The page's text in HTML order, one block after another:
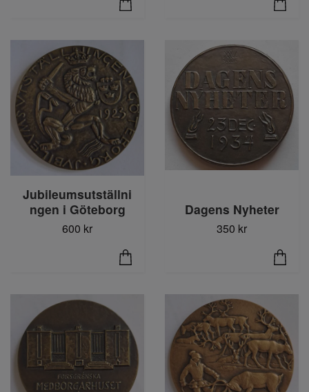
Jubileumsutställni
ngen i Göteborg
600 kr
Dagens Nyheter
350 kr